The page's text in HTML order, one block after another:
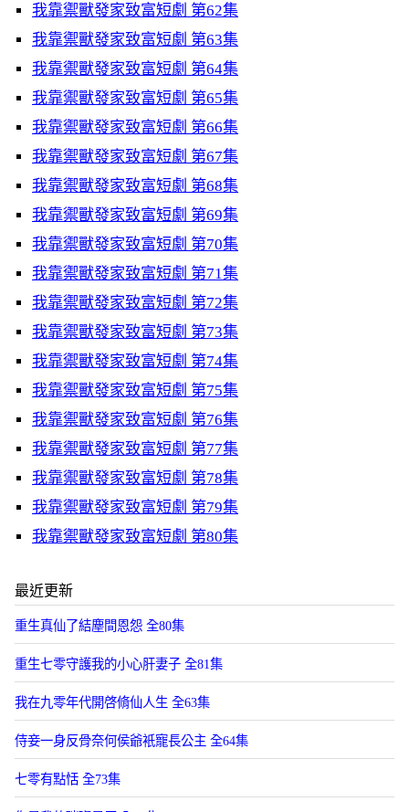
我靠禦獸發家致富短劇 第62集
我靠禦獸發家致富短劇 第63集
我靠禦獸發家致富短劇 第64集
我靠禦獸發家致富短劇 第65集
我靠禦獸發家致富短劇 第66集
我靠禦獸發家致富短劇 第67集
我靠禦獸發家致富短劇 第68集
我靠禦獸發家致富短劇 第69集
我靠禦獸發家致富短劇 第70集
我靠禦獸發家致富短劇 第71集
我靠禦獸發家致富短劇 第72集
我靠禦獸發家致富短劇 第73集
我靠禦獸發家致富短劇 第74集
我靠禦獸發家致富短劇 第75集
我靠禦獸發家致富短劇 第76集
我靠禦獸發家致富短劇 第77集
我靠禦獸發家致富短劇 第78集
我靠禦獸發家致富短劇 第79集
我靠禦獸發家致富短劇 第80集
最近更新
重生真仙了結塵間恩怨 全80集
重生七零守護我的小心肝妻子 全81集
我在九零年代開啓脩仙人生 全63集
侍妾一身反骨奈何侯爺衹寵長公主 全64集
七零有點恬 全73集